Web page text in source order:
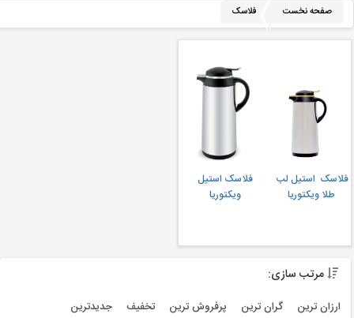
صفحه نخست فلاسک
فلاسک  استیل لب
طلا ویکتوریا
ویکتوریا
مرتب سازی:
ارزان ترین گران ترین پرفروش ترین تخفیف جديدترين